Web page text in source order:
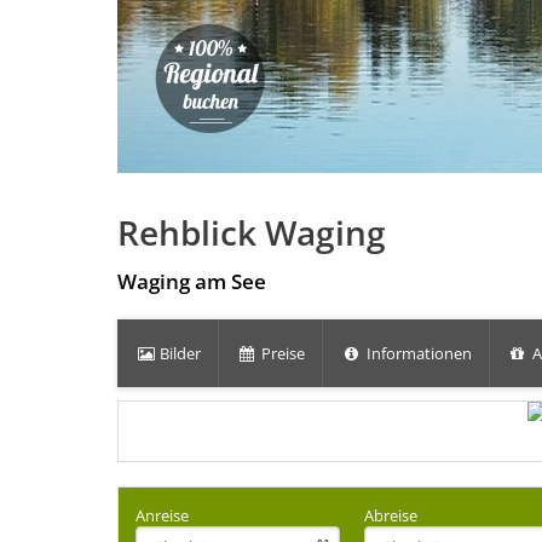
Rehblick Waging
Waging am See
Bilder Preise Informationen
Anreise Abreise